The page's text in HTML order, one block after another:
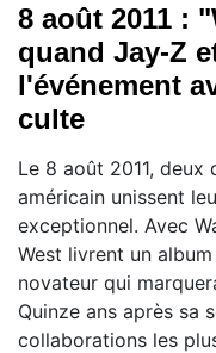
8 août 2011 :
quand Jay-Z
l'événement
culte
Le 8 août 2011, deux
américain unissent
exceptionnel. Avec
West livrent un
novateur qui
Quinze ans après sa
collaborations les